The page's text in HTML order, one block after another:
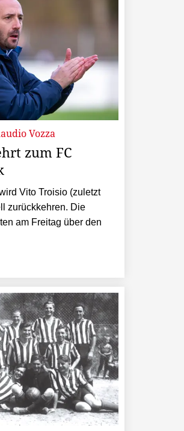
Vozza
zum FC
Vito Troisio (zuletzt
zurückkehren. Die
am Freitag über den